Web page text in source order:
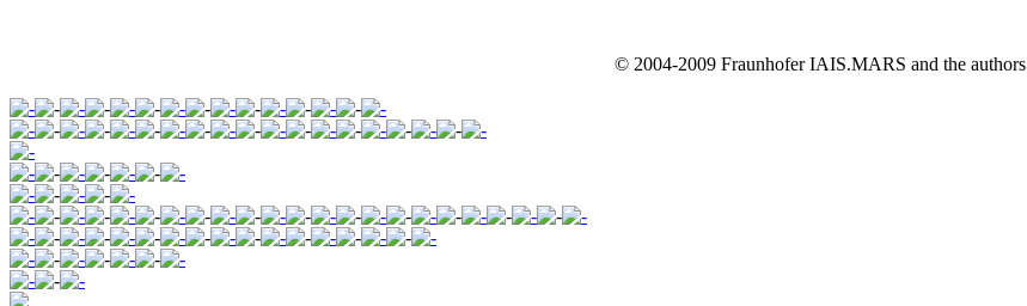
© 2004-2009 Fraunhofer IAIS.MARS and the authors